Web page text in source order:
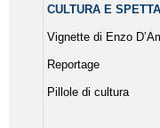
CULTURA E
Vignette di Enzo
Reportage
Pillole di cultura